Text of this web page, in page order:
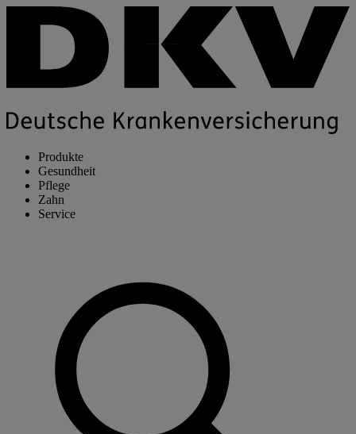
Produkte
Gesundheit
Pflege
Zahn
Service